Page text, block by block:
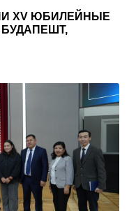
XV ЮБИЛЕЙНЫЕ